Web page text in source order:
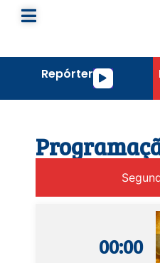
RepórterTocador
00:00